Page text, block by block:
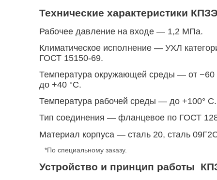
Технические характеристики
Рабочее давление на входе — 1,2 MПа.
Климатическое исполнение — УХЛ
ГОСТ 15150-69.
Температура окружающей среды — от −60
до +40 °С.
Температура рабочей среды — до +100° С.
Тип соединения — фланцевое по ГОСТ
Материал корпуса — сталь 20, сталь
*По специальному заказу.
Устройство и принцип работы